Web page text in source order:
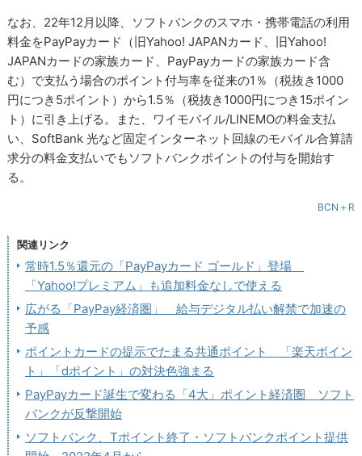
なお、22年12月以降、ソフトバンクのスマホ・携帯電話の利用
料金をPayPayカード（旧Yahoo! JAPANカード、旧Yahoo!
JAPANカードの家族カード、PayPayカードの家族カード含
む）で支払う場合のポイント付与率を従来の1％（税抜き1000
円につき5ポイント）から1.5％（税抜き1000円につき15ポイン
ト）に引き上げる。また、ワイモバイル/LINEMOの料金支払
い、SoftBank 光など固定インターネット回線のモバイル合算請
求分の料金支払いでもソフトバンクポイントの付与を開始す
る。
BCN＋R
関連リンク
常時1.5％還元の「PayPayカード ゴールド」登場
「Yahoo!プレミアム」も追加料金なしで使える
広がる「PayPay経済圏」 給与デジタル払い解禁で加速の
予感
ポイントカードの提示でたまる共通ポイント 「楽天ポイン
ト」「dポイント」の対決色強まる
PayPayカード誕生で変わる「4大」ポイント経済圏 ソフト
バンクが反撃開始
ソフトバンク、Tポイント終了・ソフトバンクポイント提供